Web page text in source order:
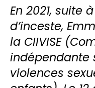
En 2021, suite
d’inceste,
la CIIVISE
indépendante
violences